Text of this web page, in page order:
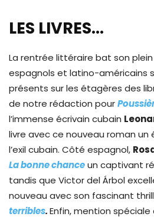
LES LIVRES…
La rentrée littéraire bat son
espagnols et latino-américains
présents sur les étagères des
de notre rédaction pour
l’immense écrivain cubain
livre avec ce nouveau roman
l’exil cubain. Côté espagnol,
La bonne chanceun captivant
tandis que Victor del Árbol
nouveau avec son fascinant
terribles.Enfin, mention spéciale